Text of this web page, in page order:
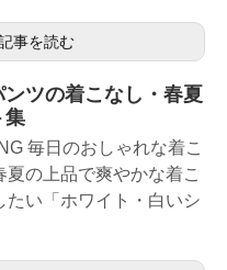
事を読む
ツの着こなし・春夏
集
毎日のおしゃれな着こ
夏の上品で爽やかな着こ
たい「ホワイト・白いシ